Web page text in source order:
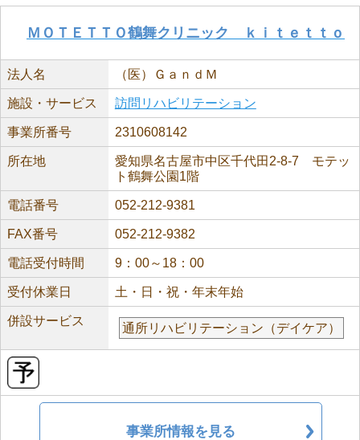
ＭＯＴＥＴＴＯ鶴舞クリニック ｋｉｔｅｔｔｏ
法人名 （医）ＧａｎｄＭ
施設・サービス 訪問リハビリテーション
事業所番号 2310608142
所在地
愛知県名古屋市中区千代田2-8-7 モテッ
ト鶴舞公園1階
電話番号 052-212-9381
FAX番号 052-212-9382
電話受付時間 9：00～18：00
受付休業日 土・日・祝・年末年始
併設サービス
通所リハビリテーション（デイケア）
事業所情報を見る